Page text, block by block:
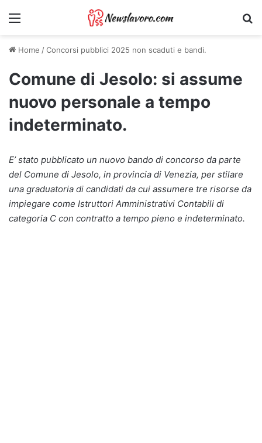
Menu
Home /Concorsi pubblici 2025 non scaduti e bandi.
Comune di Jesolo: si assume
nuovo personale a tempo
indeterminato.
E’ stato pubblicato un nuovo bando di concorso da parte
del Comune di Jesolo, in provincia di Venezia, per stilare
una graduatoria di candidati da cui assumere tre risorse da
impiegare come Istruttori Amministrativi Contabili di
categoria C con contratto a tempo pieno e indeterminato.